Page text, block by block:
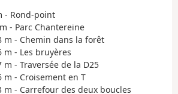
- Rond-point
- Parc Chantereine
m - Chemin dans la forêt
m - Les bruyères
m - Traversée de la D25
m - Croisement en T
m - Carrefour des deux boucles